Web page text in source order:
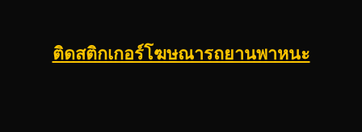
ติดสติกเกอร์โฆษณารถยานพาหนะ